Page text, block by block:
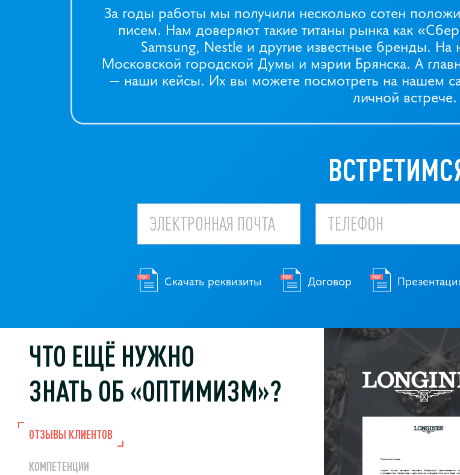
За годы работы мы получили несколько сотен
писем. Нам доверяют такие титаны рынка как
Samsung, Nestle и другие известные бренды.
Московской городской Думы и мэрии Брянска. А
— наши кейсы. Их вы можете посмотреть на нашем
личной встрече.
Скачать реквизиты Договор
ЧТО ЕЩЁ НУЖНО
ЗНАТЬ ОБ«ОПТИМИЗМ»?
ОТЗЫВЫ КЛИЕНТОВ
КОМПЕТЕНЦИИ